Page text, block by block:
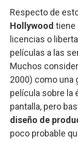
Respecto de
Hollywood tiene
licencias o
películas a las
Muchos
2000) como una
película sobre la
pantalla, pero
diseño de
poco probable